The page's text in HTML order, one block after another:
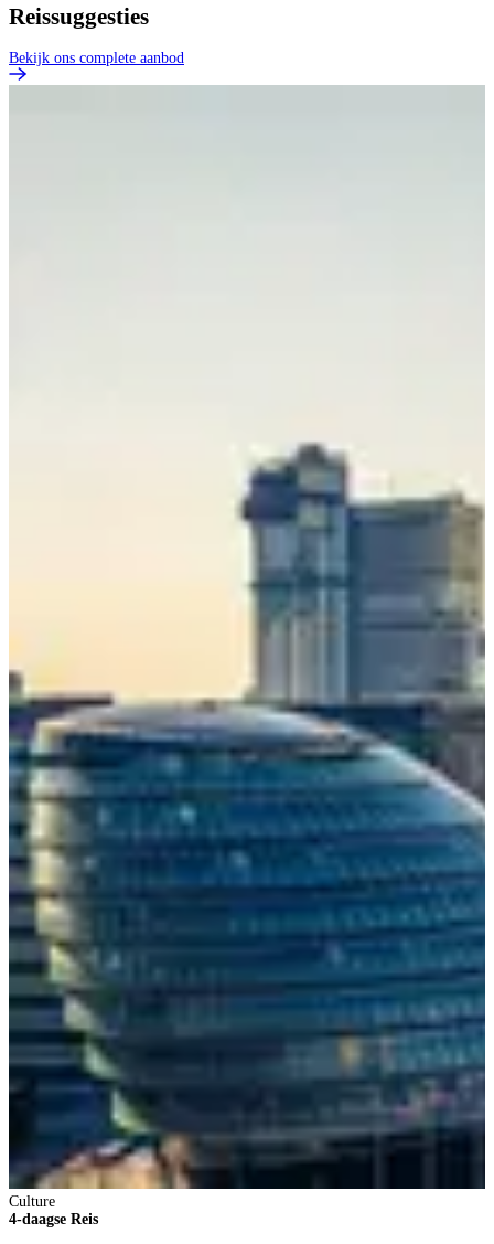
Reissuggesties
Bekijk ons complete aanbod
Culture
4-daagse Reis